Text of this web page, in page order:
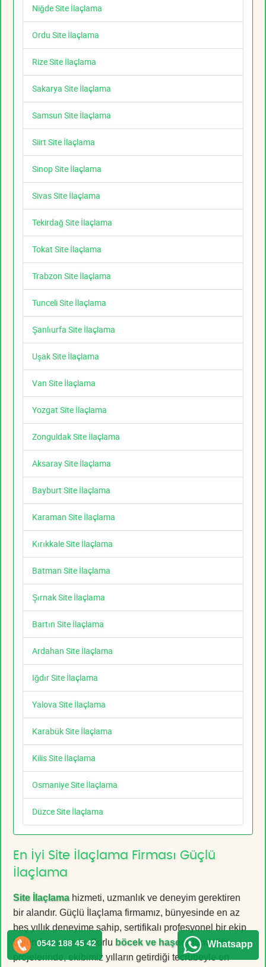
Niğde Site İlaçlama
Ordu Site İlaçlama
Rize Site İlaçlama
Sakarya Site İlaçlama
Samsun Site İlaçlama
Siirt Site İlaçlama
Sinop Site İlaçlama
Sivas Site İlaçlama
Tekirdağ Site İlaçlama
Tokat Site İlaçlama
Trabzon Site İlaçlama
Tunceli Site İlaçlama
Şanlıurfa Site İlaçlama
Uşak Site İlaçlama
Van Site İlaçlama
Yozgat Site İlaçlama
Zonguldak Site İlaçlama
Aksaray Site İlaçlama
Bayburt Site İlaçlama
Karaman Site İlaçlama
Kırıkkale Site İlaçlama
Batman Site İlaçlama
Şırnak Site İlaçlama
Bartın Site İlaçlama
Ardahan Site İlaçlama
Iğdır Site İlaçlama
Yalova Site İlaçlama
Karabük Site İlaçlama
Kilis Site İlaçlama
Osmaniye Site İlaçlama
Düzce Site İlaçlama
En İyi Site İlaçlama Firması Güçlü
İlaçlama
Site İlaçlamahizmeti, uzmanlık ve deneyim gerektiren
bir alandır. Güçlü İlaçlama firmamız, bünyesinde en az
beş yıllık deneyime sahip, sertifikalı profesyonel bir ekip
bulundurmaktadır. Zorlu böcek ve haşere temizliği
projelerinde, ekibimiz yılların getirdiği tecrübeyle en
0542 188 45 42 Whatsapp